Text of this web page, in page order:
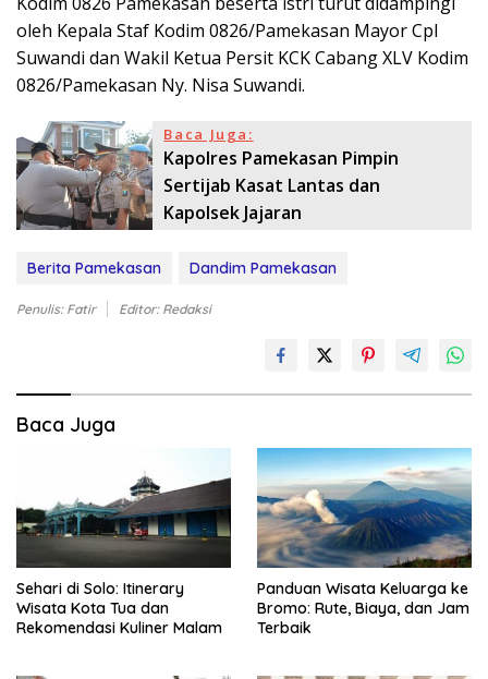
oleh Kepala Staf Kodim 0826/Pamekasan Mayor Cpl
Suwandi dan Wakil Ketua Persit KCK Cabang XLV Kodim
0826/Pamekasan Ny. Nisa Suwandi.
Baca Juga:
Kapolres Pamekasan Pimpin
Sertijab Kasat Lantas dan
Kapolsek Jajaran
Berita Pamekasan Dandim Pamekasan
Penulis: Fatir Editor: Redaksi
Baca Juga
Sehari di Solo: Itinerary
Wisata Kota Tua dan
Rekomendasi Kuliner Malam
Panduan Wisata Keluarga ke
Bromo: Rute, Biaya, dan Jam
Terbaik